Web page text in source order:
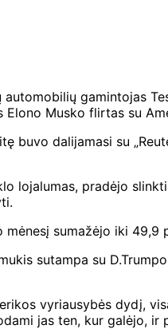
gamintojas
Elono Musko flirtas su
buvo dalijamasi su
lojalumas, pradėjo
mėnesį sumažėjo iki
sutampa su
vyriausybės dydį,
jas ten, kur galėjo, ir